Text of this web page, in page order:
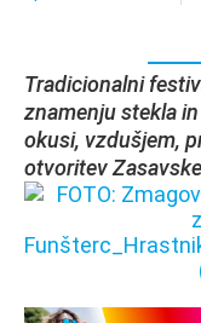
Tradicionalni
znamenju stekla
okusi, vzdušjem,
otvoritev